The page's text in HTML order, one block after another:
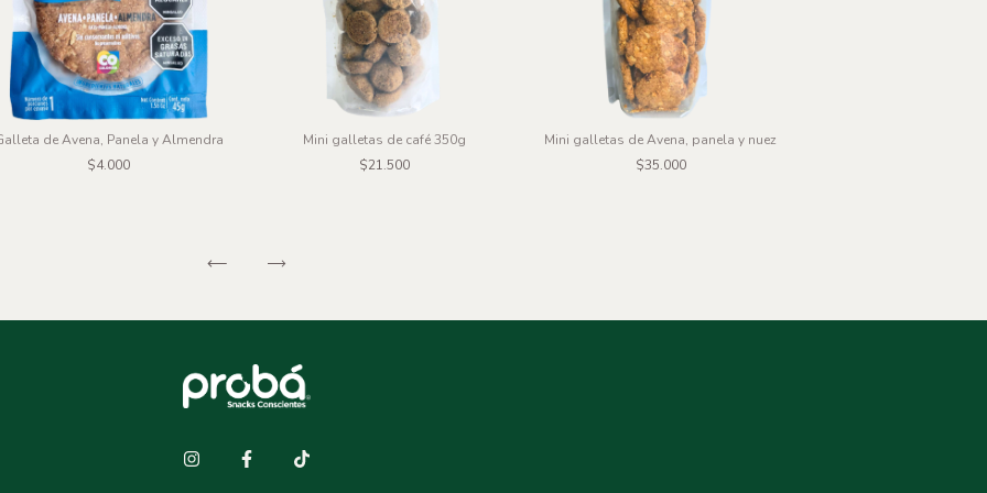
de Avena, Panela y Almendra
$4.000
Mini galletas de café 350g
$21.500
Mini galletas de Avena, panela y nuez
$35.000